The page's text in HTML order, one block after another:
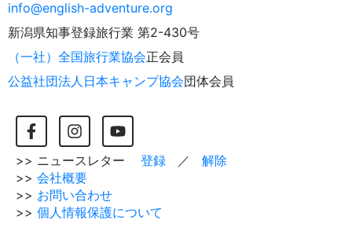
info@english-adventure.org
新潟県知事登録旅行業 第2-430号
（一社）全国旅行業協会正会員
公益社団法人日本キャンプ協会団体会員
>> ニュースレター 登録 ／ 解除
>> 会社概要
>> お問い合わせ
>> 個人情報保護について